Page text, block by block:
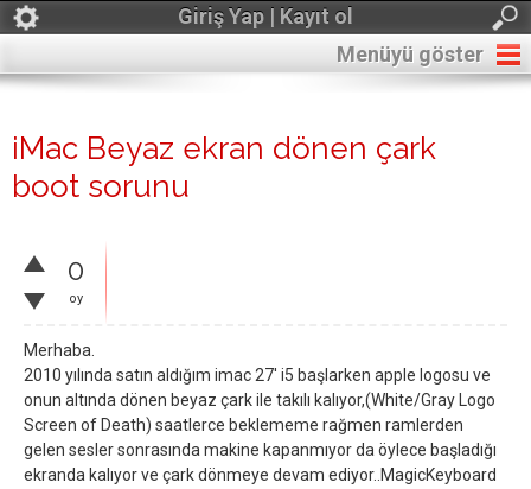
Giriş Yap | Kayıt ol
Menüyü göster
iMac Beyaz ekran dönen çark
boot sorunu
0
oy
Merhaba.
2010 yılında satın aldığım imac 27' i5 başlarken apple logosu ve
onun altında dönen beyaz çark ile takılı kalıyor,(White/Gray Logo
Screen of Death) saatlerce beklememe rağmen ramlerden
gelen sesler sonrasında makine kapanmıyor da öylece başladığı
ekranda kalıyor ve çark dönmeye devam ediyor..MagicKeyboard